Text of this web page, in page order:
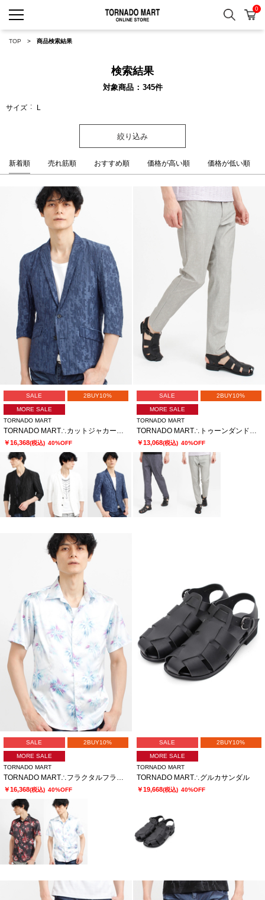
検索 カ
0
TOP 商品検索結果
検索結果
対象商品 345件
サイズ L
絞り込み
新着順 売れ筋順 おすすめ順 価格が高い順 価格が低い順
SALE 2BUY10%
MORE SALE
TORNADO MART
￥16,368(税込) 40%OFF
SALE 2BUY10%
MORE SALE
TORNADO MART
￥13,068(税込) 40%OFF
SALE 2BUY10%
MORE SALE
TORNADO MART
TORNADO MART∴フラクタルフラワープリント半袖シャツ
￥16,368(税込) 40%OFF
SALE 2BUY10%
MORE SALE
TORNADO MART
TORNADO MART∴グルカサンダル
￥19,668(税込) 40%OFF